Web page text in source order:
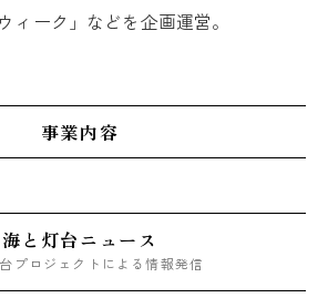
ィーク」などを企画運営。
事業内容
海と灯台ニュース
プロジェクトによる情報発信